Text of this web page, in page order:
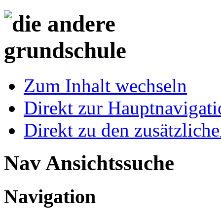
Zum Inhalt wechseln
Direkt zur
Direkt zu den
Nav Ansichtssuche
Navigation